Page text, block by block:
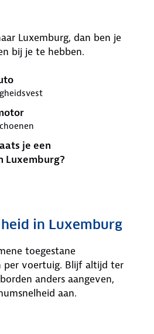
Luxemburg, dan ben je
bij je te hebben.
je een
Luxemburg?
in Luxemburg
toegestane
per voertuig. Blijf altijd ter
anders aangeven,
aan.